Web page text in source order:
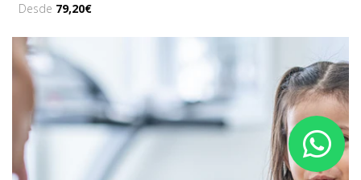
Desde 79,20€